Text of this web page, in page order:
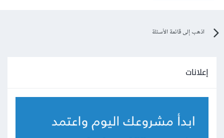
اذهب إلى قائمة الأسئلة
إعلانات